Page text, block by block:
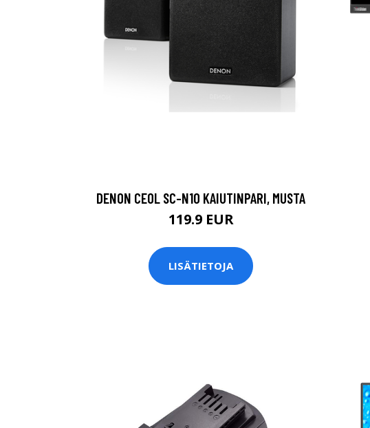
DENON CEOL SC-N10 KAIUTINPARI, MUSTA
119.9 EUR
LISÄTIETOJA